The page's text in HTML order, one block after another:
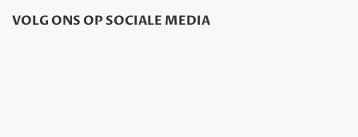
VOLG ONS OP SOCIALE MEDIA